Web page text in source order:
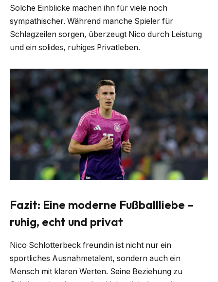
Solche Einblicke machen ihn für viele noch
sympathischer. Während manche Spieler für
Schlagzeilen sorgen, überzeugt Nico durch Leistung
und ein solides, ruhiges Privatleben.
Fazit: Eine moderne Fußballliebe –
ruhig, echt und privat
Nico Schlotterbeck freundin ist nicht nur ein
sportliches Ausnahmetalent, sondern auch ein
Mensch mit klaren Werten. Seine Beziehung zu